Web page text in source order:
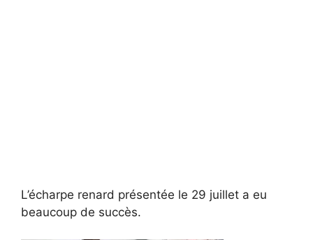
L’écharpe renard présentée le 29 juillet a eu
beaucoup de succès.